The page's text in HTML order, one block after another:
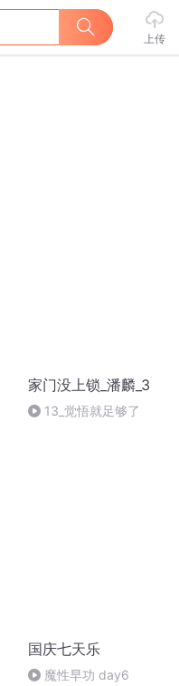
上传
家门没上锁_潘麟_3
13_觉悟就足够了
国庆七天乐
魔性早功 day6